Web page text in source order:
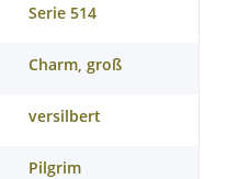
Serie 514
Charm, groß
versilbert
Pilgrim